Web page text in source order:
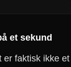
et sekund
faktisk ikke